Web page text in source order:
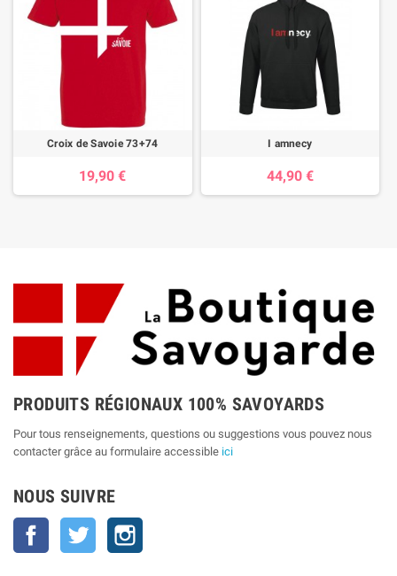
Croix de Savoie 73+74
19,90 €
I amnecy
44,90 €
PRODUITS RÉGIONAUX 100% SAVOYARDS
Pour tous renseignements, questions ou suggestions vous pouvez nous
contacter grâce au formulaire accessible ici
NOUS SUIVRE
Facebook Twitter